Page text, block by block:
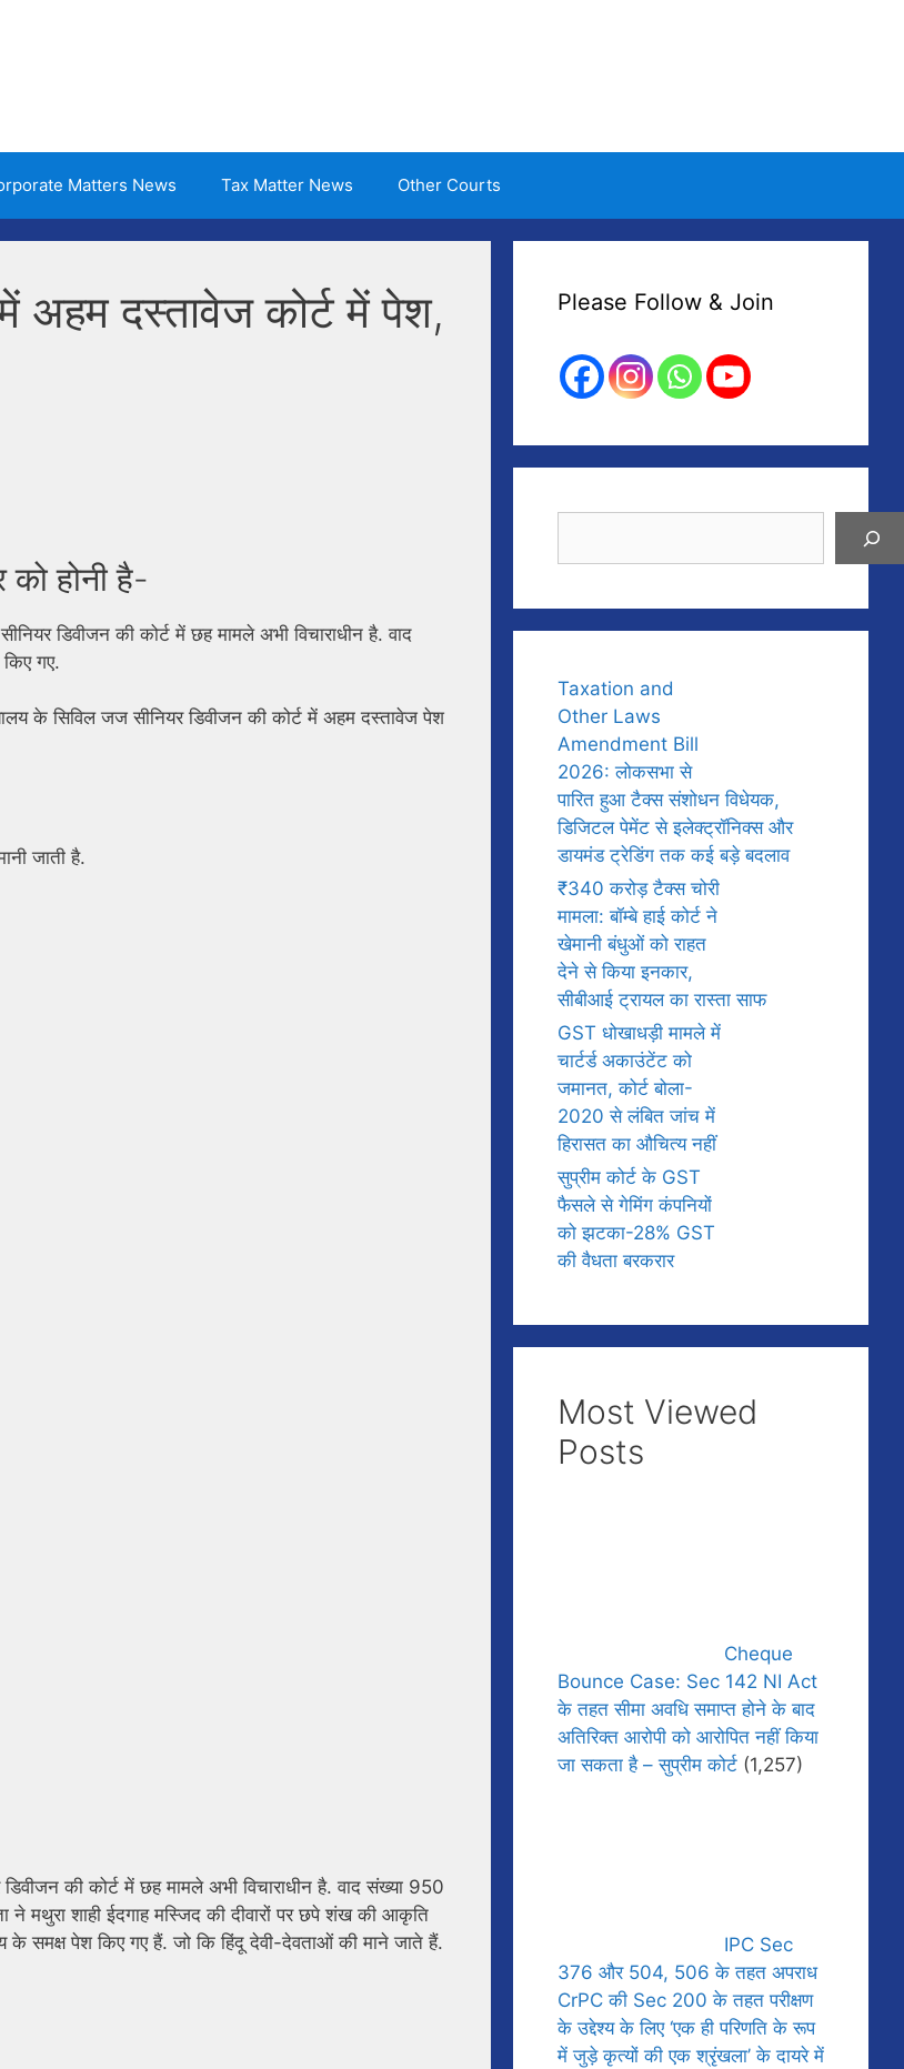
Matters News Tax Matter News Other Courts
अहम दस्तावेज कोर्ट में पेश,
होनी है-
डिवीजन की कोर्ट में छह मामले अभी विचाराधीन है. वाद
गए.
के सिविल जज सीनियर डिवीजन की कोर्ट में अहम दस्तावेज पेश
जाती है.
की कोर्ट में छह मामले अभी विचाराधीन है. वाद संख्या 950
ने मथुरा शाही ईदगाह मस्जिद की दीवारों पर छपे शंख की आकृति
समक्ष पेश किए गए हैं. जो कि हिंदू देवी-देवताओं की माने जाते हैं.
Please Follow & Join
Taxation and
Other Laws
Amendment Bill
2026: लोकसभा से
पारित हुआ टैक्स संशोधन विधेयक,
डिजिटल पेमेंट से इलेक्ट्रॉनिक्स और
डायमंड ट्रेडिंग तक कई बड़े बदलाव
₹340 करोड़ टैक्स चोरी
मामला: बॉम्बे हाई कोर्ट ने
खेमानी बंधुओं को राहत
देने से किया इनकार,
सीबीआई ट्रायल का रास्ता साफ
GST धोखाधड़ी मामले में
चार्टर्ड अकाउंटेंट को
जमानत, कोर्ट बोला-
2020 से लंबित जांच में
हिरासत का औचित्य नहीं
सुप्रीम कोर्ट के GST
फैसले से गेमिंग कंपनियों
को झटका-28% GST
की वैधता बरकरार
Most Viewed
Posts
Cheque
Bounce Case: Sec 142 NI Act
के तहत सीमा अवधि समाप्त होने के बाद
अतिरिक्त आरोपी को आरोपित नहीं किया
जा सकता है – सुप्रीम कोर्ट (1,257)
IPC Sec
376 और 504, 506 के तहत अपराध
CrPC की Sec 200 के तहत परीक्षण
के उद्देश्य के लिए ‘एक ही परिणति के रूप
में जुड़े कृत्यों की एक श्रृंखला’ के दायरे में